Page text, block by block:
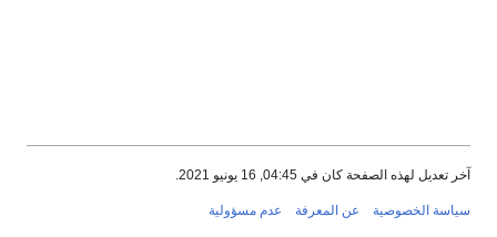
آخر تعديل لهذه الصفحة كان في 04:45, 16 يونيو 2021.
سياسة الخصوصية عن المعرفة عدم مسؤولية